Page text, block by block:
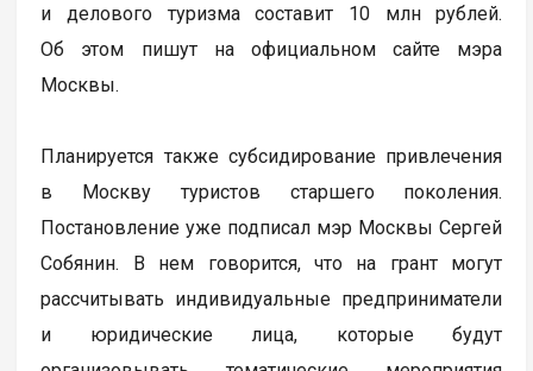
и делового туризма составит 10 млн рублей.
Об этом пишут на официальном сайте мэра
Москвы.
Планируется также субсидирование привлечения
в Москву туристов старшего поколения.
Постановление уже подписал мэр Москвы Сергей
Собянин. В нем говорится, что на грант могут
рассчитывать индивидуальные предприниматели
и юридические лица, которые будут